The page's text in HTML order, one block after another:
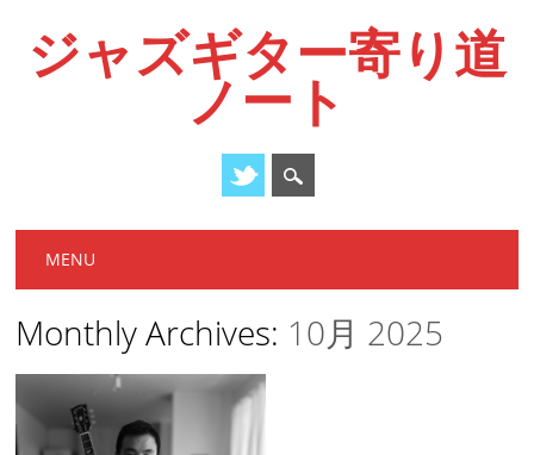
ジャズギター寄り道
ノート
Main menu
MENU
Monthly Archives: 10月 2025